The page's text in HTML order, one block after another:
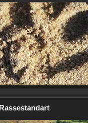
Rassestandart